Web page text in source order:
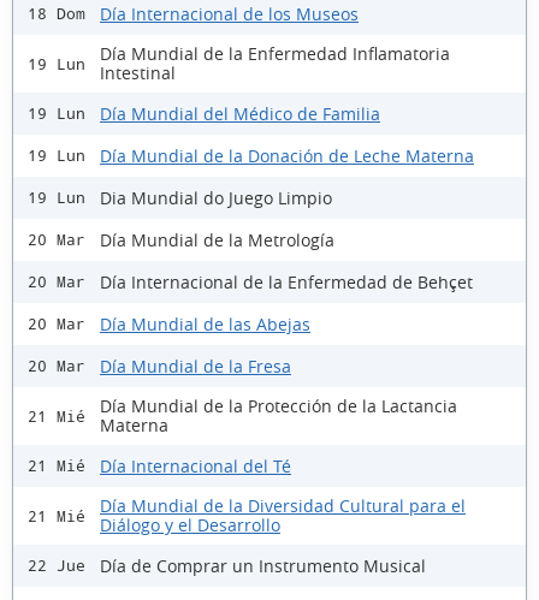
18 Dom Día Internacional de los Museos
19 Lun
Día Mundial de la Enfermedad Inflamatoria
Intestinal
19 Lun Día Mundial del Médico de Familia
19 Lun Día Mundial de la Donación de Leche Materna
19 Lun Dia Mundial do Juego Limpio
20 Mar Día Mundial de la Metrología
20 Mar Día Internacional de la Enfermedad de Behçet
20 Mar Día Mundial de las Abejas
20 Mar Día Mundial de la Fresa
21 Mié
Día Mundial de la Protección de la Lactancia
Materna
21 Mié Día Internacional del Té
21 Mié
Día Mundial de la Diversidad Cultural para el
Diálogo y el Desarrollo
22 Jue Día de Comprar un Instrumento Musical